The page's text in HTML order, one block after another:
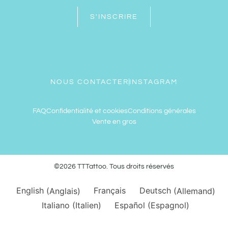
S'INSCRIRE
NOUS CONTACTER INSTAGRAM
FAQConfidentialité et cookiesConditions générales
Vente en gros
©2026 TTTattoo. Tous droits réservés
English(Anglais) Français Deutsch(Allemand)
Italiano (Italien) Español (Espagnol)